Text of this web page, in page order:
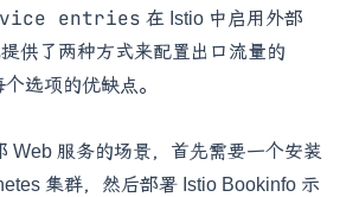
entries 在 Istio 中启用外部
供了两种方式来配置出口流量的
选项的优缺点。
Web 服务的场景，首先需要一个安装
集群，然后部署 Istio Bookinfo 示